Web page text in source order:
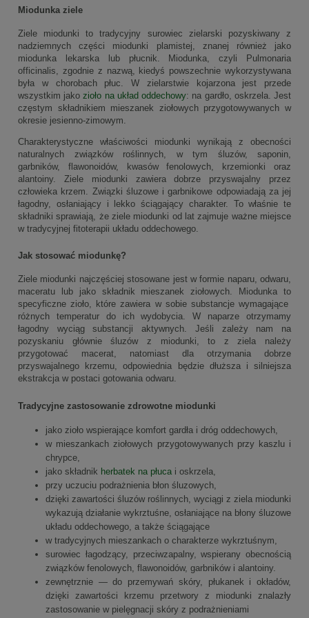
Miodunka ziele
Ziele miodunki to tradycyjny surowiec zielarski pozyskiwany z
nadziemnych części miodunki plamistej, znanej również jako
miodunka lekarska lub płucnik. Miodunka, czyli Pulmonaria
officinalis, zgodnie z nazwą, kiedyś powszechnie wykorzystywana
była w chorobach płuc. W zielarstwie kojarzona jest przede
wszystkim jakozioło na układ oddechowy: na gardło, oskrzela. Jest
częstym składnikiem mieszanek ziołowych przygotowywanych w
okresie jesienno-zimowym.
Charakterystyczne właściwości miodunki wynikają z obecności
naturalnych związków roślinnych, w tym śluzów, saponin,
garbników, flawonoidów, kwasów fenolowych, krzemionki oraz
alantoiny. Ziele miodunki zawiera dobrze przyswajalny przez
człowieka krzem. Związki śluzowe i garbnikowe odpowiadają za jej
łagodny, osłaniający i lekko ściągający charakter. To właśnie te
składniki sprawiają, że ziele miodunki od lat zajmuje ważne miejsce
w tradycyjnej fitoterapii układu oddechowego.
Jak stosować miodunkę?
Ziele miodunki najczęściej stosowane jest w formie naparu, odwaru,
maceratu lub jako składnik mieszanek ziołowych. Miodunka to
specyficzne zioło, które zawiera w sobie substancje wymagające
różnych temperatur do ich wydobycia. W naparze otrzymamy
łagodny wyciąg substancji aktywnych. Jeśli zależy nam na
pozyskaniu głównie śluzów z miodunki, to z ziela należy
przygotować macerat, natomiast dla otrzymania dobrze
przyswajalnego krzemu, odpowiednia będzie dłuższa i silniejsza
ekstrakcja w postaci gotowania odwaru.
Tradycyjne zastosowanie zdrowotne miodunki
jako zioło wspierające komfort gardła i dróg oddechowych,
w mieszankach ziołowych przygotowywanych przy kaszlu i
chrypce,
jako składnik herbatek na płuca i oskrzela,
przy uczuciu podrażnienia błon śluzowych,
dzięki zawartości śluzów roślinnych, wyciągi z ziela miodunki
wykazują działanie wykrztuśne, osłaniające na błony śluzowe
układu oddechowego, a także ściągające
w tradycyjnych mieszankach o charakterze wykrztuśnym,
surowiec łagodzący, przeciwzapalny, wspierany obecnością
związków fenolowych, flawonoidów, garbników i alantoiny.
zewnętrznie — do przemywań skóry, płukanek i okładów,
dzięki zawartości krzemu przetwory z miodunki znalazły
zastosowanie w pielęgnacji skóry z podrażnieniami